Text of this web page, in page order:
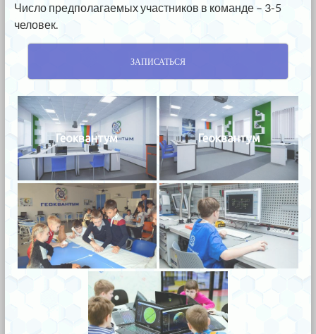
Число предполагаемых участников в команде – 3-5
человек.
ЗАПИСАТЬСЯ
Геоквантум Геоквантум